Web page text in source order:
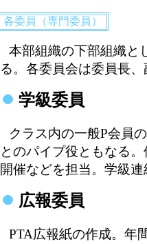
各委員（専門委員）
本部組織の下部組織と
る。各委員会は委員長
学級委員
クラス内の一般P会員
とのパイプ役ともなる
開催などを担当。学級
広報委員
PTA広報紙の作成。年